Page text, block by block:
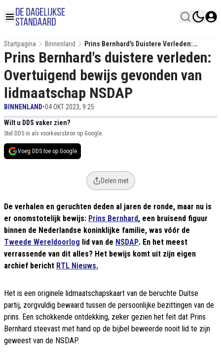
Startpagina Binnenland
Prins Bernhard's Duistere Verleden:
Overtuigend Bewijs Gevonden Van
Lidmaatschap NSDAP
Prins Bernhard's duistere verleden:
Overtuigend bewijs gevonden van
lidmaatschap NSDAP
BINNENLAND•04 OKT 2023, 9:25
Wilt u DDS vaker zien?
Stel DDS in als voorkeursbron op Google.
Voeg DDS toe op Google
Delen met
De verhalen en geruchten deden al jaren de ronde, maar nu is
er onomstotelijk bewijs: Prins Bernhard, een bruisend figuur
binnen de Nederlandse koninklijke familie, was vóór de
Tweede Wereldoorlog lid van de NSDAP. En het meest
verrassende van dit alles? Het bewijs komt uit zijn eigen
archief bericht RTL Nieuws.
Het is een originele lidmaatschapskaart van de beruchte Duitse
partij, zorgvuldig bewaard tussen de persoonlijke bezittingen van de
prins. Een schokkende ontdekking, zeker gezien het feit dat Prins
Bernhard steevast met hand op de bijbel beweerde nooit lid te zijn
geweest van de NSDAP.